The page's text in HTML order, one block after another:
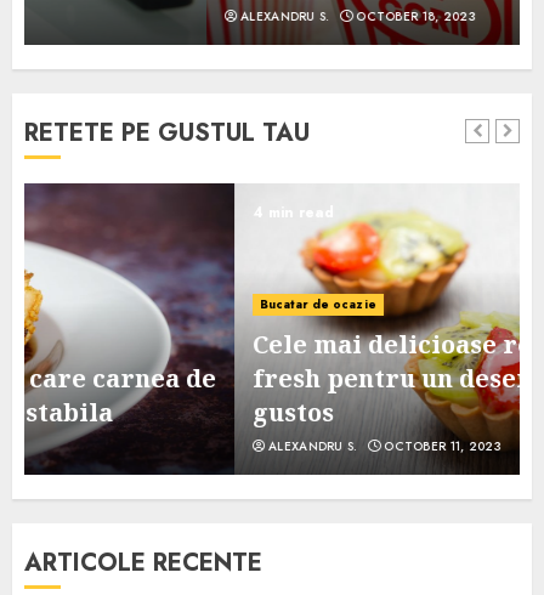
ALEXANDRU S. OCTOBER 18, 2023
RETETE PE GUSTUL TAU
Bucatar de ocazie
Cele mai delicioase retete de tarte
fresh pentru un desert sanatos si
gustos
ALEXANDRU S. OCTOBER 11, 2023
ARTICOLE RECENTE